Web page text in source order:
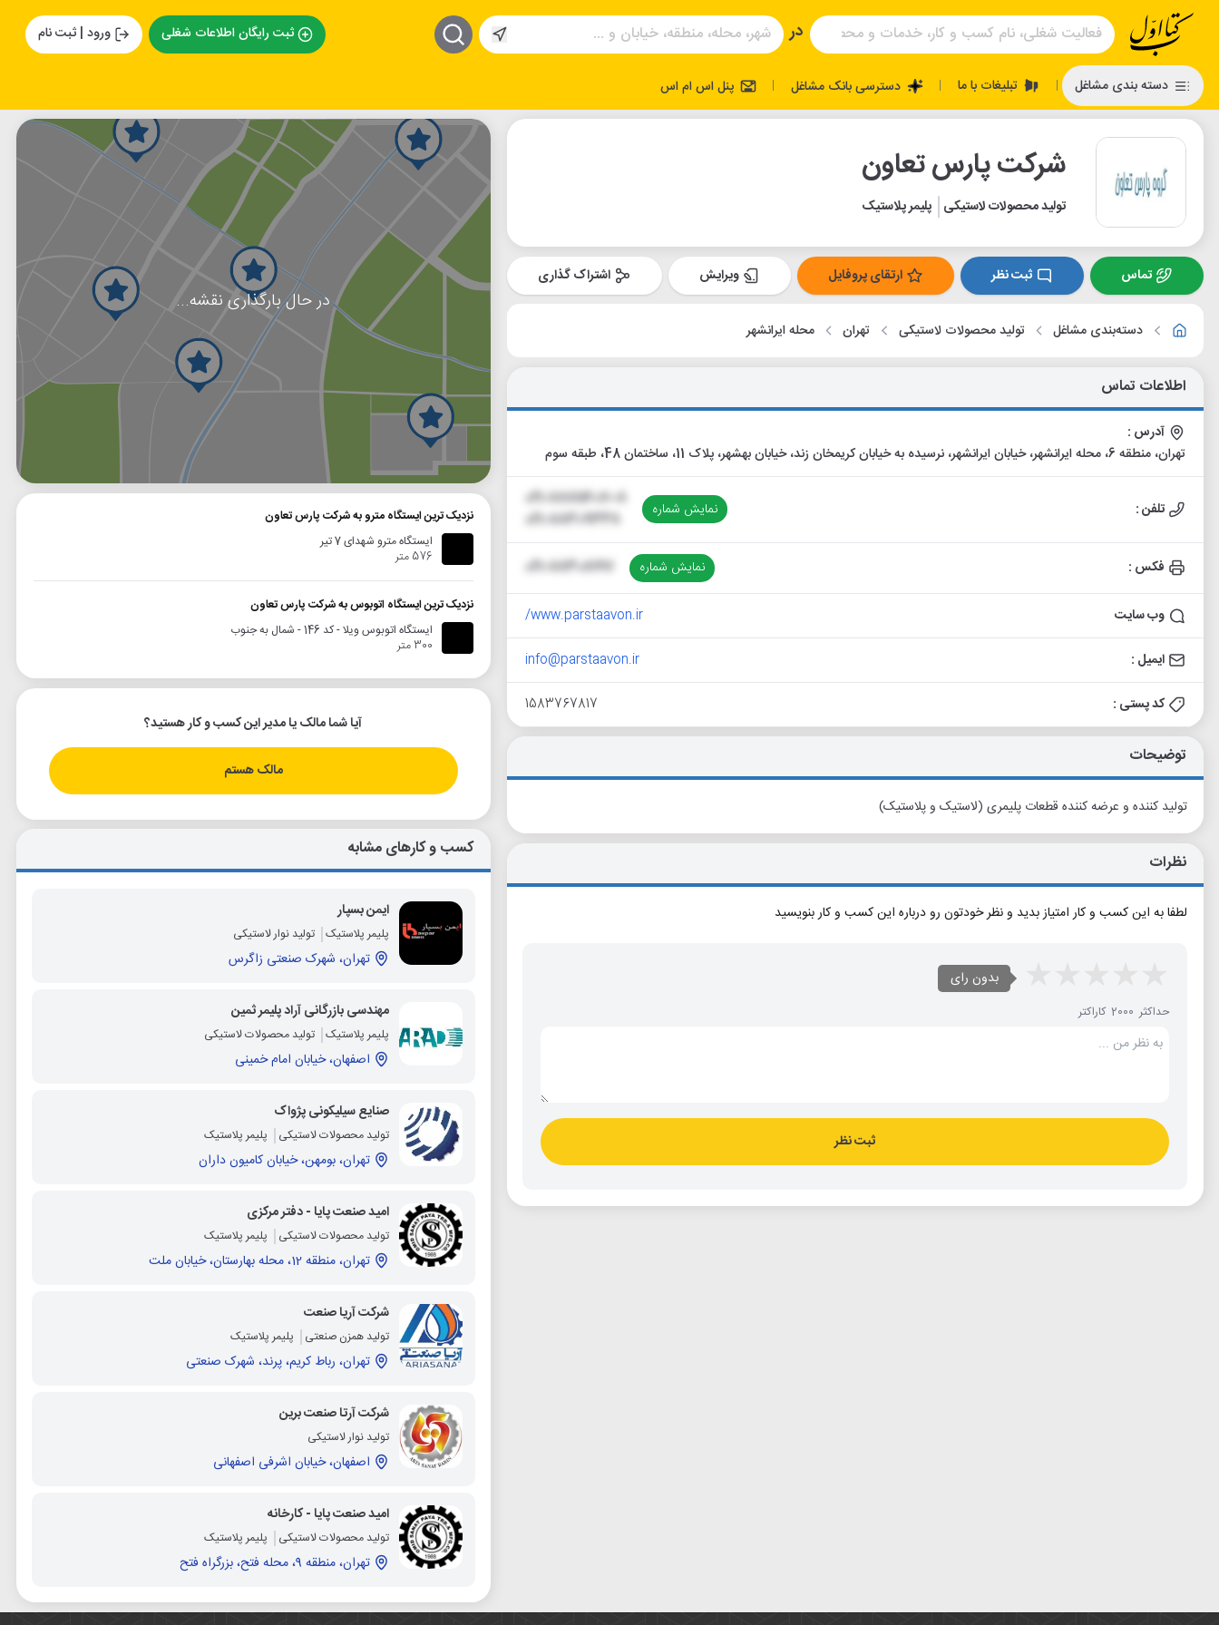
در ثبت رایگان اطلاعات شغلی ورود | ثبت نام
دسته بندی مشاغل | تبلیغات با ما | دسترسی بانک مشاغل | پنل اس ام اس
شرکت پارس تعاون
تولید محصولات لاستیکی پلیمر پلاستیک
تماس ثبت نظر ارتقای پروفایل ویرایش اشتراک گذاری
دسته‌بندی مشاغل تولید محصولات لاستیکی تهران محله ایرانشهر
اطلاعات تماس
آدرس :
تهران، منطقه 6، محله ایرانشهر، خیابان ایرانشهر، نرسیده به خیابان کریمخان زند، خیابان بهشهر، پلاک 11، ساختمان 48، طبقه سوم
تلفن : نمایش شماره
021-88811607~8
021-88309338
فکس : نمایش شماره 021-88308197
وب سایت www.parstaavon.ir/
ایمیل : info@parstaavon.ir
کد پستی : 1583767817
توضیحات
تولید کننده و عرضه کننده قطعات پلیمری (لاستیک و پلاستیک)
نظرات
لطفا به این کسب و کار امتیاز بدید و نظر خودتون رو درباره این کسب و کار بنویسید
بدون رای
حداکثر 2000 کاراکتر
ثبت نظر
در حال بارگذاری نقشه...
نزدیک ترین ایستگاه مترو به شرکت پارس تعاون
ایستگاه مترو شهدای 7 تیر
576 متر
نزدیک ترین ایستگاه اتوبوس به شرکت پارس تعاون
ایستگاه اتوبوس ویلا - کد 146 - شمال به جنوب
300 متر
آیا شما مالک یا مدیر این کسب و کار هستید؟
مالک هستم
کسب و کارهای مشابه
ایمن بسپار
پلیمر پلاستیک تولید نوار لاستیکی
تهران، شهرک صنعتی زاگرس
مهندسی بازرگانی آراد پلیمر ثمین
پلیمر پلاستیک تولید محصولات لاستیکی
اصفهان، خیابان امام خمینی
صنایع سیلیکونی پژواک
تولید محصولات لاستیکی پلیمر پلاستیک
تهران، بومهن، خیابان کامیون داران
امید صنعت پایا - دفتر مرکزی
تولید محصولات لاستیکی پلیمر پلاستیک
تهران، منطقه 12، محله بهارستان، خیابان ملت
شرکت آریا صنعت
تولید همزن صنعتی پلیمر پلاستیک
تهران، رباط کریم، پرند، شهرک صنعتی
شرکت آرتا صنعت برین
تولید نوار لاستیکی
اصفهان، خیابان اشرفی اصفهانی
امید صنعت پایا - کارخانه
تولید محصولات لاستیکی پلیمر پلاستیک
تهران، منطقه 9، محله فتح، بزرگراه فتح